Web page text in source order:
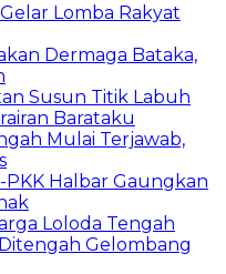
Lomba Rakyat
Dermaga Bataka,
Susun Titik Labuh
Barataku
Mulai Terjawab,
PKK Halbar Gaungkan
Loloda Tengah
Gelombang